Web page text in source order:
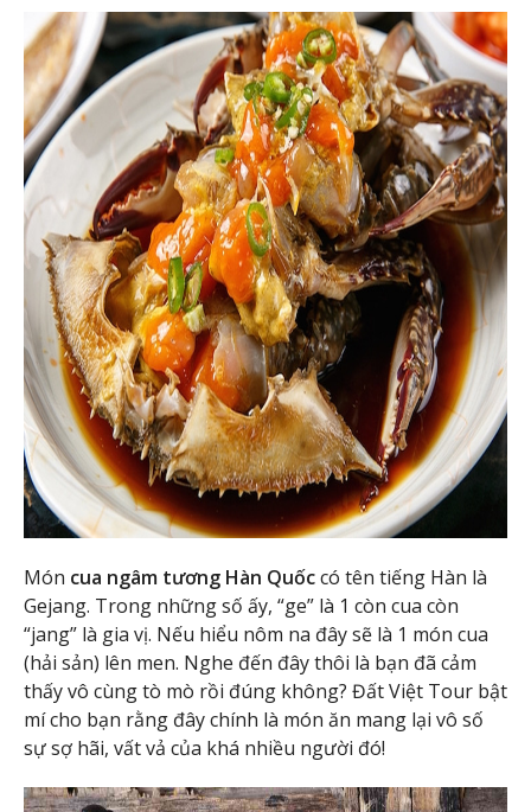
Món cua ngâm tương Hàn Quốccó tên tiếng Hàn là
Gejang. Trong những số ấy, “ge” là 1 còn cua còn
“jang” là gia vị. Nếu hiểu nôm na đây sẽ là 1 món cua
(hải sản) lên men. Nghe đến đây thôi là bạn đã cảm
thấy vô cùng tò mò rồi đúng không? Đất Việt Tour bật
mí cho bạn rằng đây chính là món ăn mang lại vô số
sự sợ hãi, vất vả của khá nhiều người đó!